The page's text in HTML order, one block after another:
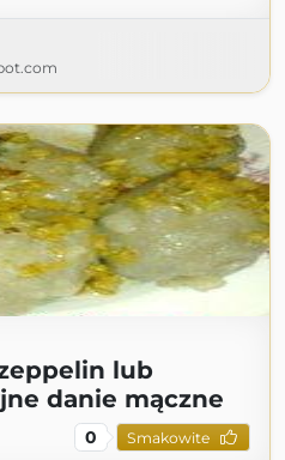
lub
danie mączne
0 Smakowite